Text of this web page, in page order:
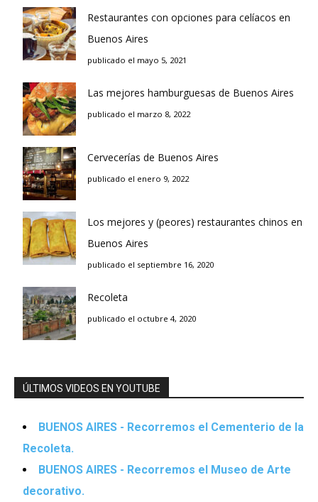
Restaurantes con opciones para celíacos en
Buenos Aires
publicado el mayo 5, 2021
Las mejores hamburguesas de Buenos Aires
publicado el marzo 8, 2022
Cervecerías de Buenos Aires
publicado el enero 9, 2022
Los mejores y (peores) restaurantes chinos en
Buenos Aires
publicado el septiembre 16, 2020
Recoleta
publicado el octubre 4, 2020
ÚLTIMOS VIDEOS EN YOUTUBE
BUENOS AIRES - Recorremos el Cementerio de la
Recoleta.
BUENOS AIRES - Recorremos el Museo de Arte
decorativo.